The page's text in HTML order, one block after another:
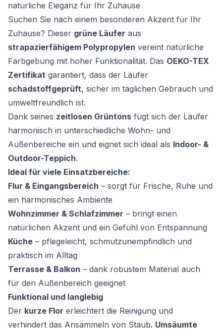
natürliche Eleganz für Ihr Zuhause
Suchen Sie nach einem besonderen Akzent für Ihr
Zuhause? Dieser grüne Läufer aus
strapazierfähigem Polypropylen vereint natürliche
Farbgebung mit hoher Funktionalität. Das OEKO-TEX
Zertifikat garantiert, dass der Läufer
schadstoffgeprüft, sicher im täglichen Gebrauch und
umweltfreundlich ist.
Dank seines zeitlosen Grüntons fügt sich der Läufer
harmonisch in unterschiedliche Wohn- und
Außenbereiche ein und eignet sich ideal als Indoor- &
Outdoor-Teppich.
Ideal für viele Einsatzbereiche:
Flur & Eingangsbereich – sorgt für Frische, Ruhe und
ein harmonisches Ambiente
Wohnzimmer & Schlafzimmer – bringt einen
natürlichen Akzent und ein Gefühl von Entspannung
Küche – pflegeleicht, schmutzunempfindlich und
praktisch im Alltag
Terrasse & Balkon – dank robustem Material auch
für den Außenbereich geeignet
Funktional und langlebig
Der kurze Flor erleichtert die Reinigung und
verhindert das Ansammeln von Staub. Umsäumte